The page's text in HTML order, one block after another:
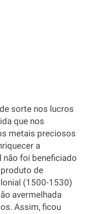
sorte nos lucros
que nos
metais preciosos
a
não foi beneficiado
de
(1500-1530)
avermelhada
Assim, ficou